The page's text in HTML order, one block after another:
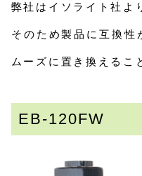
弊社はイソライト社よ
そのため製品に互換性
ムーズに置き換えるこ
EB-120FW